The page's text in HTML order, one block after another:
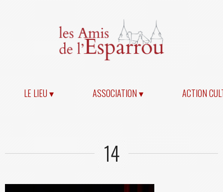
LE LIEU ▾ ASSOCIATION ▾ ACTION
14